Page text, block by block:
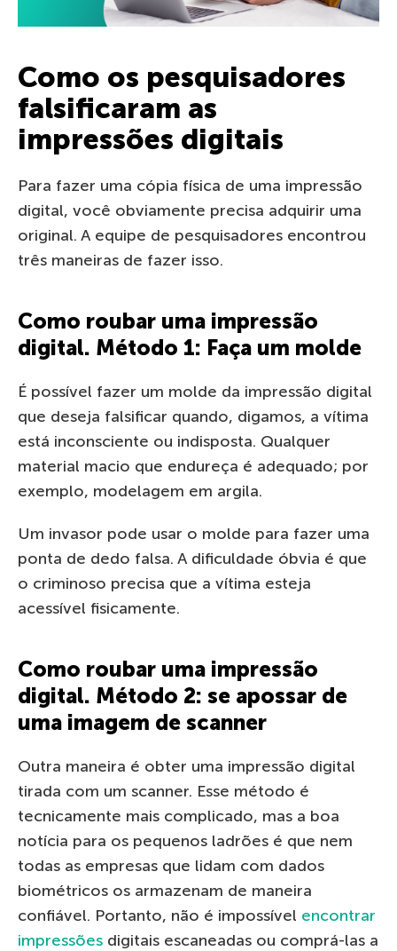
Como os pesquisadores
falsificaram as
impressões digitais
Para fazer uma cópia física de uma impressão
digital, você obviamente precisa adquirir uma
original. A equipe de pesquisadores encontrou
três maneiras de fazer isso.
Como roubar uma impressão
digital. Método 1: Faça um molde
É possível fazer um molde da impressão digital
que deseja falsificar quando, digamos, a vítima
está inconsciente ou indisposta. Qualquer
material macio que endureça é adequado; por
exemplo, modelagem em argila.
Um invasor pode usar o molde para fazer uma
ponta de dedo falsa. A dificuldade óbvia é que
o criminoso precisa que a vítima esteja
acessível fisicamente.
Como roubar uma impressão
digital. Método 2: se apossar de
uma imagem de scanner
Outra maneira é obter uma impressão digital
tirada com um scanner. Esse método é
tecnicamente mais complicado, mas a boa
notícia para os pequenos ladrões é que nem
todas as empresas que lidam com dados
biométricos os armazenam de maneira
confiável. Portanto, não é impossível encontrar
impressões digitais escaneadas ou comprá-las a